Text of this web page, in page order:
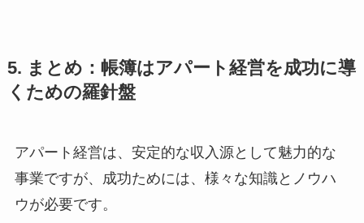
5. まとめ：帳簿はアパート経営を成功に導
くための羅針盤
アパート経営は、安定的な収入源として魅力的な
事業ですが、成功ためには、様々な知識とノウハ
ウが必要です。